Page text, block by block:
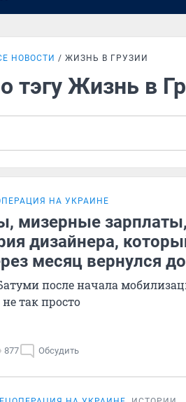
НОВОСТИ ЖИЗНЬ В ГРУЗИИ
тэгу Жизнь в
НА УКРАИНЕ
мизерные
дизайнера,
месяц вернулся
после начала
так просто
877 Обсудить